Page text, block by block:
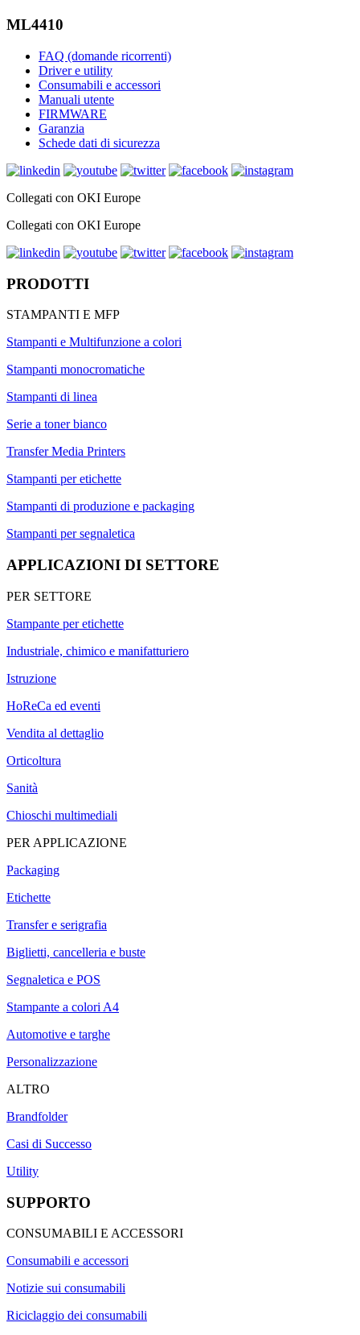
ML4410
FAQ (domande ricorrenti)
Driver e utility
Consumabili e accessori
Manuali utente
FIRMWARE
Garanzia
Schede dati di sicurezza
Collegati con OKI Europe
Collegati con OKI Europe
PRODOTTI
STAMPANTI E MFP
Stampanti e Multifunzione a colori
Stampanti monocromatiche
Stampanti di linea
Serie a toner bianco
Transfer Media Printers
Stampanti per etichette
Stampanti di produzione e packaging
Stampanti per segnaletica
APPLICAZIONI DI SETTORE
PER SETTORE
Stampante per etichette
Industriale, chimico e manifatturiero
Istruzione
HoReCa ed eventi
Vendita al dettaglio
Orticoltura
Sanità
Chioschi multimediali
PER APPLICAZIONE
Packaging
Etichette
Transfer e serigrafia
Biglietti, cancelleria e buste
Segnaletica e POS
Stampante a colori A4
Automotive e targhe
Personalizzazione
ALTRO
Brandfolder
Casi di Successo
Utility
SUPPORTO
CONSUMABILI E ACCESSORI
Consumabili e accessori
Notizie sui consumabili
Riciclaggio dei consumabili